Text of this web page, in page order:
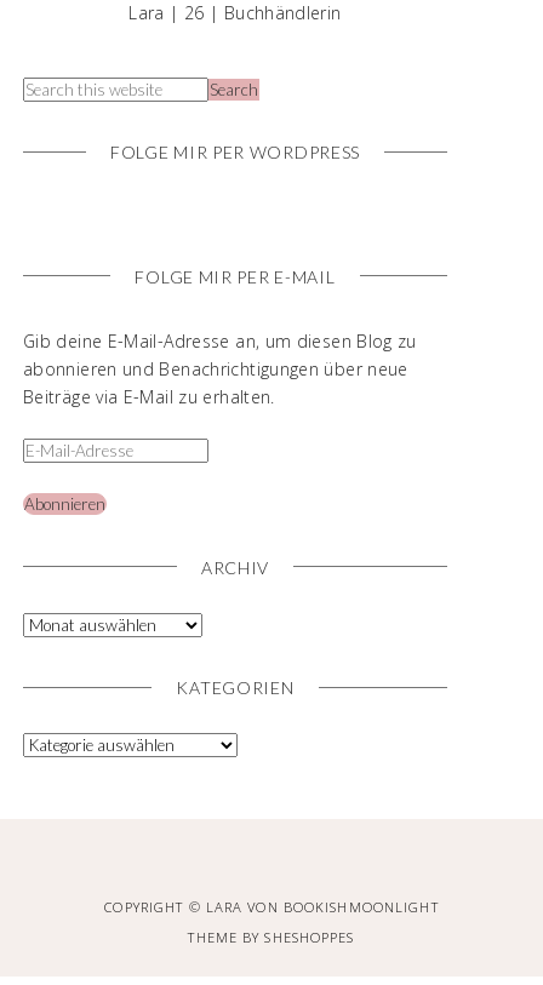
Lara | 26 | Buchhändlerin
FOLGE MIR PER WORDPRESS
FOLGE MIR PER E-MAIL
Gib deine E-Mail-Adresse an, um diesen Blog zu
abonnieren und Benachrichtigungen über neue
Beiträge via E-Mail zu erhalten.
Abonnieren
ARCHIV
KATEGORIEN
COPYRIGHT © LARA VON BOOKISHMOONLIGHT
THEME BYSHESHOPPES